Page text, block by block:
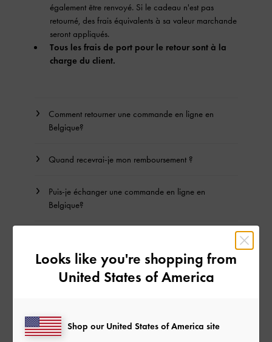
également être renvoyé. Si le cadeau n'est pas
retourné, des frais équivalents à sa valeur marchande
seront appliqués.
Tous les frais de port pour le retour sont à la
charge du client.
Comment retourner une commande en ligne en
Belgique?
Quand recevrai-je mon remboursement ?
Puis-je échanger une commande en ligne en
Belgique?
J'ai reçu un article incorrect ou défectueux. Que dois-
Comment vérifier le statut de mon retour ?
Conditions Générales
Looks like you're shopping from
United States of America
Shop our United States of America site